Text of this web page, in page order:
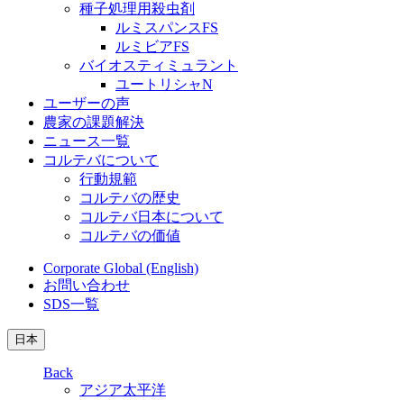
種子処理用殺虫剤
ルミスパンスFS
ルミビアFS
バイオスティミュラント
ユートリシャN
ユーザーの声
農家の課題解決
ニュース一覧
コルテバについて
行動規範
コルテバの歴史
コルテバ日本について
コルテバの価値
Corporate Global (English)
お問い合わせ
SDS一覧
日本
Back
アジア太平洋